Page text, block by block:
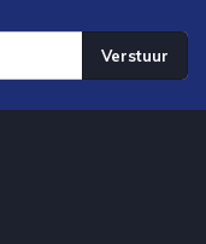
Verstuur